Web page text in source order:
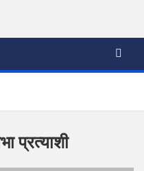
प्रत्याशी